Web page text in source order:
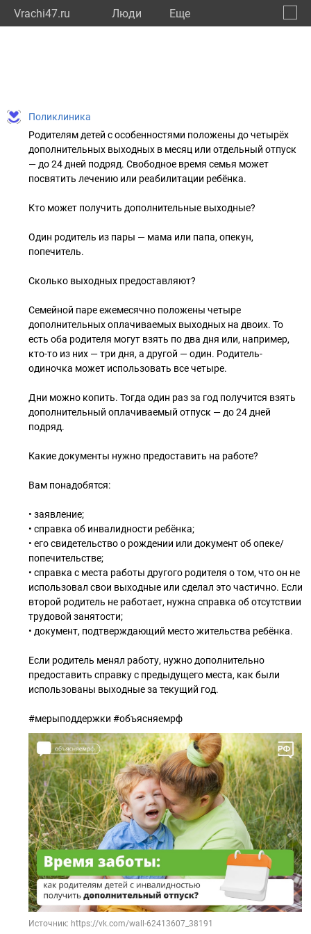
Vrachi47.ru Люди Eще
Поликлиника
Родителям детей с особенностями положены до четырёх
дополнительных выходных в месяц или отдельный отпуск
— до 24 дней подряд. Свободное время семья может
посвятить лечению или реабилитации ребёнка.
Кто может получить дополнительные выходные?
Один родитель из пары — мама или папа, опекун,
попечитель.
Сколько выходных предоставляют?
Семейной паре ежемесячно положены четыре
дополнительных оплачиваемых выходных на двоих. То
есть оба родителя могут взять по два дня или, например,
кто-то из них — три дня, а другой — один. Родитель-
одиночка может использовать все четыре.
Дни можно копить. Тогда один раз за год получится взять
дополнительный оплачиваемый отпуск — до 24 дней
подряд.
Какие документы нужно предоставить на работе?
Вам понадобятся:
• заявление;
• справка об инвалидности ребёнка;
• его свидетельство о рождении или документ об опеке/
попечительстве;
• справка с места работы другого родителя о том, что он не
использовал свои выходные или сделал это частично. Если
второй родитель не работает, нужна справка об отсутствии
трудовой занятости;
• документ, подтверждающий место жительства ребёнка.
Если родитель менял работу, нужно дополнительно
предоставить справку с предыдущего места, как были
использованы выходные за текущий год.
#мерыподдержки #объясняемрф
Источник: https://vk.com/wall-62413607_38191